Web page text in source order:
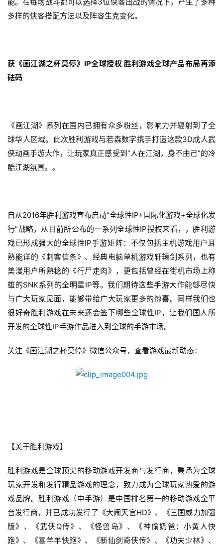
戏
2
5
第
金
茶
奖
月
3
0
日
游
对
文
中
国
)
多样的侠客搭配方法以及阵容生克变化。
获《画江湖之杯莫停》IP全球授权 胜利游戏全球产品布局再添
砝码
《画江湖》系列在国内已拥有众多粉丝，影响力并辐射到了全
球华人区域。此次胜利游戏与若森数字携手打造这款3D成人武
侠动画手游大作，让玩家真正感受到“人在江湖，身不由己”的冷
酷江湖氛围。。
自从2016年胜利游戏宣布启动“全球性IP+国际化游戏+全球化发
行”战略，从目前所公布的一系列全球性IP授权来看，，胜利游
戏已形成强大的全球性IP手游矩阵：不仅包括主机游戏用户耳
熟能详的《刺客信条》、经典电脑单机游戏轩辕剑系列，也有
美漫用户所熟稔的《行尸走肉》，更包括曾经在街机市场上称
雄的SNK系列的全明星IP等。我们期待这些手游大作能够尽快
与广大玩家见面，能够带给广大玩家更多的惊喜。同样我们也
很好奇胜利游戏在未来还会签下哪些全球性IP，让我们国人所
开发的全球性IP手游作品进入到全球的手游市场。
关注《画江湖之杯莫停》微信公众号，查看游戏最新动态：
【关于胜利游戏】
胜利游戏是全球顶尖的移动游戏开发商与发行商，秉承为全球
玩家开发和发行精品游戏的理念，致力成为全球玩家热爱的游
戏品牌。胜利游戏（中手游）是中国排名第一的移动游戏全平
台发行商，并已成功发行了《大闹天宫HD》、《三国威力加强
版》、《武侠Q传》、《怪兽岛》、《神偷奶爸：小黄人快
跑》、《喜羊羊快跑》、《新仙剑奇侠传》、《功夫少林》、